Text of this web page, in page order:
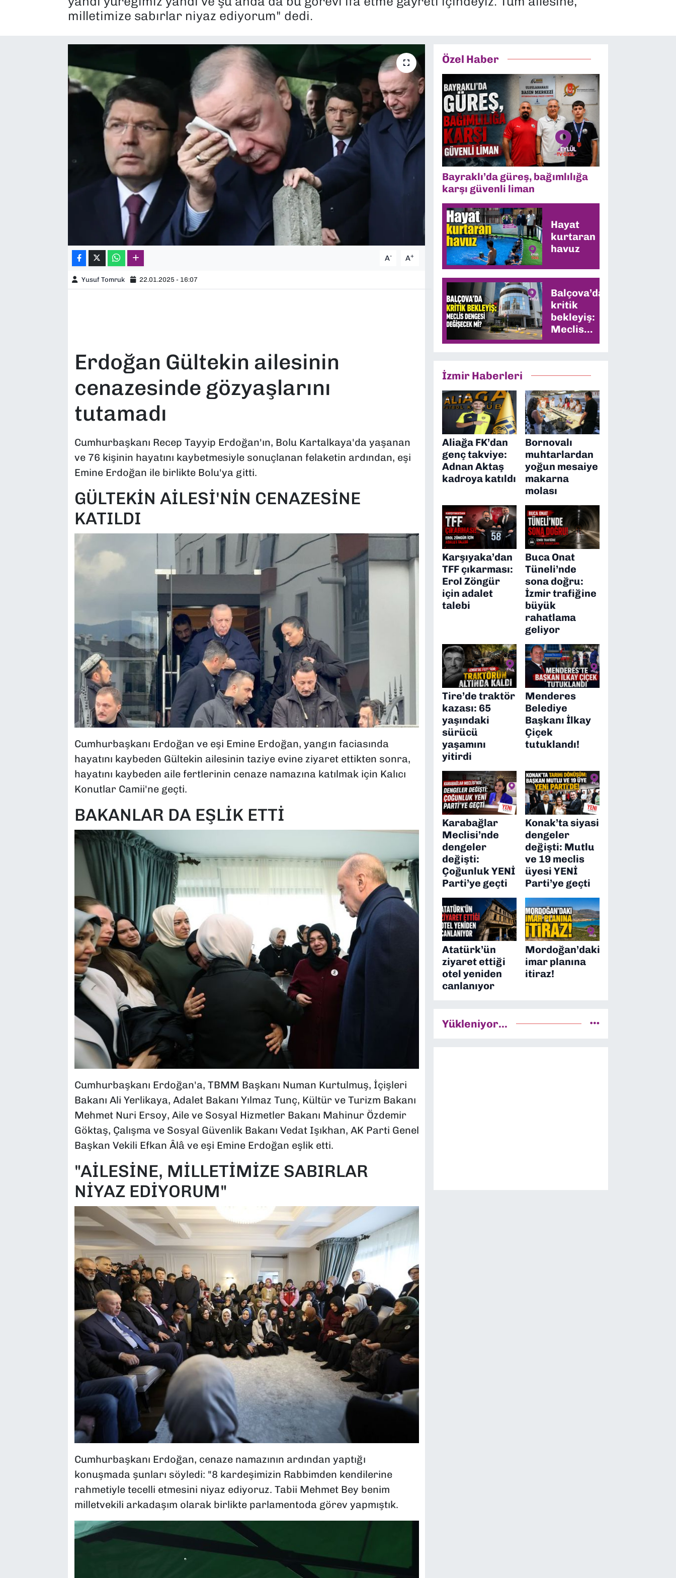
milletimize sabırlar niyaz ediyorum" dedi.
A- A+
Yusuf Tomruk 22.01.2025 - 16:07
Erdoğan Gültekin ailesinin
cenazesinde gözyaşlarını
tutamadı
Cumhurbaşkanı Recep Tayyip Erdoğan'ın, Bolu Kartalkaya'da yaşanan
ve 76 kişinin hayatını kaybetmesiyle sonuçlanan felaketin ardından, eşi
Emine Erdoğan ile birlikte Bolu'ya gitti.
GÜLTEKİN AİLESİ'NİN CENAZESİNE
KATILDI
Cumhurbaşkanı Erdoğan ve eşi Emine Erdoğan, yangın faciasında
hayatını kaybeden Gültekin ailesinin taziye evine ziyaret ettikten sonra,
hayatını kaybeden aile fertlerinin cenaze namazına katılmak için Kalıcı
Konutlar Camii'ne geçti.
BAKANLAR DA EŞLİK ETTİ
Cumhurbaşkanı Erdoğan'a, TBMM Başkanı Numan Kurtulmuş, İçişleri
Bakanı Ali Yerlikaya, Adalet Bakanı Yılmaz Tunç, Kültür ve Turizm Bakanı
Mehmet Nuri Ersoy, Aile ve Sosyal Hizmetler Bakanı Mahinur Özdemir
Göktaş, Çalışma ve Sosyal Güvenlik Bakanı Vedat Işıkhan, AK Parti Genel
Başkan Vekili Efkan Âlâ ve eşi Emine Erdoğan eşlik etti.
"AİLESİNE, MİLLETİMİZE SABIRLAR
NİYAZ EDİYORUM"
Cumhurbaşkanı Erdoğan, cenaze namazının ardından yaptığı
konuşmada şunları söyledi: "8 kardeşimizin Rabbimden kendilerine
rahmetiyle tecelli etmesini niyaz ediyoruz. Tabii Mehmet Bey benim
milletvekili arkadaşım olarak birlikte parlamentoda görev yapmıştık.
Özel Haber
Bayraklı’da güreş, bağımlılığa
karşı güvenli liman
Hayat
kurtaran
havuz
Balçova’da
kritik
bekleyiş:
Meclis
dengesi
İzmir Haberleri
Aliağa FK’dan
genç takviye:
Adnan Aktaş
kadroya katıldı
Bornovalı
muhtarlardan
yoğun mesaiye
makarna
molası
Karşıyaka’dan
TFF çıkarması:
Erol Zöngür
için adalet
talebi
Buca Onat
Tüneli’nde
sona doğru:
İzmir trafiğine
büyük
rahatlama
geliyor
Tire’de traktör
kazası: 65
yaşındaki
sürücü
yaşamını
yitirdi
Menderes
Belediye
Başkanı İlkay
Çiçek
tutuklandı!
Karabağlar
Meclisi’nde
dengeler
değişti:
Çoğunluk YENİ
Parti’ye geçti
Konak’ta siyasi
dengeler
değişti: Mutlu
ve 19 meclis
üyesi YENİ
Parti’ye geçti
Atatürk’ün
ziyaret ettiği
otel yeniden
canlanıyor
Mordoğan’daki
imar planına
itiraz!
Yükleniyor...
TEKNOLOJİ
YEREL YÖNETİMLER